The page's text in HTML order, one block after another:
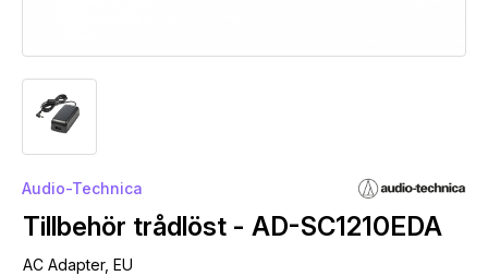
Audio-Technica
Tillbehör trådlöst - AD-SC1210EDA
AC Adapter, EU